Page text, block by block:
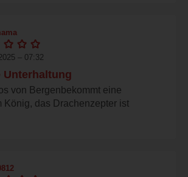
– 07:32
Unterhaltung
von Bergenbekommt eine
König, das Drachenzepter ist